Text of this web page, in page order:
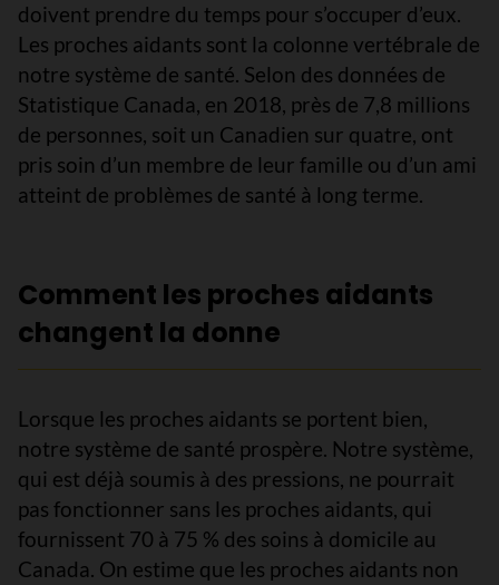
doivent prendre du temps pour s’occuper d’eux.
Les proches aidants sont la colonne vertébrale de
notre système de santé. Selon des données de
Statistique Canada, en 2018, près de 7,8 millions
de personnes, soit un Canadien sur quatre, ont
pris soin d’un membre de leur famille ou d’un ami
atteint de problèmes de santé à long terme.
Comment les proches aidants
changent la donne
Lorsque les proches aidants se portent bien,
notre système de santé prospère. Notre système,
qui est déjà soumis à des pressions, ne pourrait
pas fonctionner sans les proches aidants, qui
fournissent 70 à 75 % des soins à domicile au
Canada. On estime que les proches aidants non